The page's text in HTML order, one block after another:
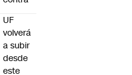
UF
volverá
a subir
desde
este